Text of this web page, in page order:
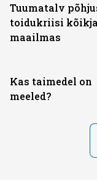
Tuumatalv
toidukriisi
maailmas
Kas taimedel on
meeled?